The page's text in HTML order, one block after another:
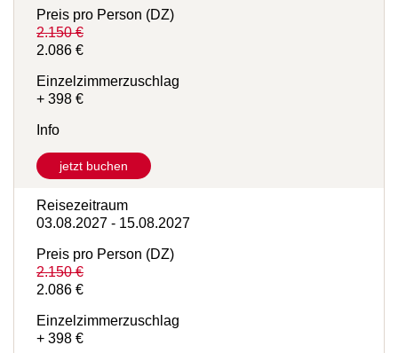
13.07.2027 - 25.07.2027
Preis pro Person (DZ)
2.086 €
+ 398 €
Info
jetzt buchen
03.08.2027 - 15.08.2027
Preis pro Person (DZ)
2.086 €